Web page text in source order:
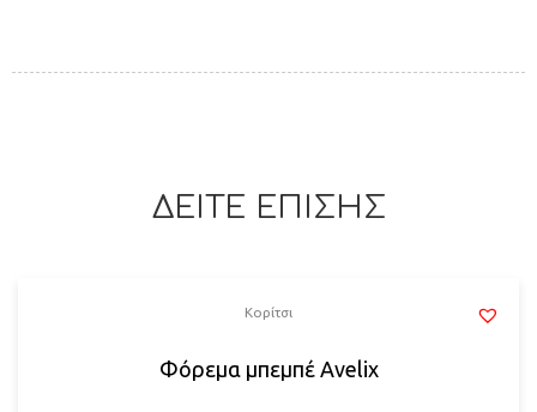
ΔΕΙΤΕ ΕΠΙΣΗΣ
Κορίτσι
Φόρεμα μπεμπέ Αvelix